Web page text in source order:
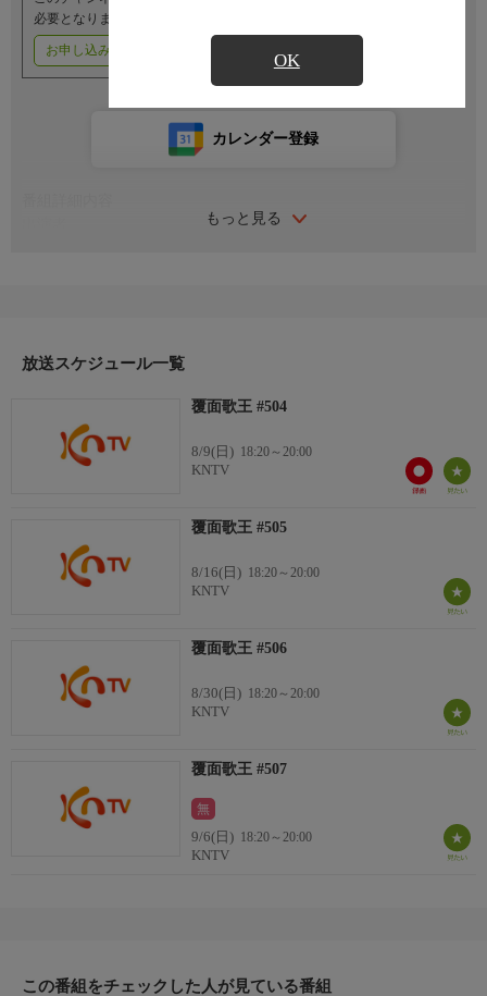
OK
必要となります。
お申し込みはこちら
もっと見る
カレンダー登録
-ゲスト：ユン・サン、ユ・ヨンソク、イ・ユンソク、シン・ボ
(SORAN)、ヒョニョン、クォン・スンイル(URBAN ZAKAPA)、
WETBOY、チャ・ジュノ(DRIPPIN)
放送スケジュール一覧
覆面歌王 #504
8/9(日) 18:20～20:00
KNTV
覆面歌王 #505
8/16(日) 18:20～20:00
KNTV
覆面歌王 #506
8/30(日) 18:20～20:00
KNTV
覆面歌王 #507
無
9/6(日) 18:20～20:00
KNTV
この番組をチェックした人が見ている番組